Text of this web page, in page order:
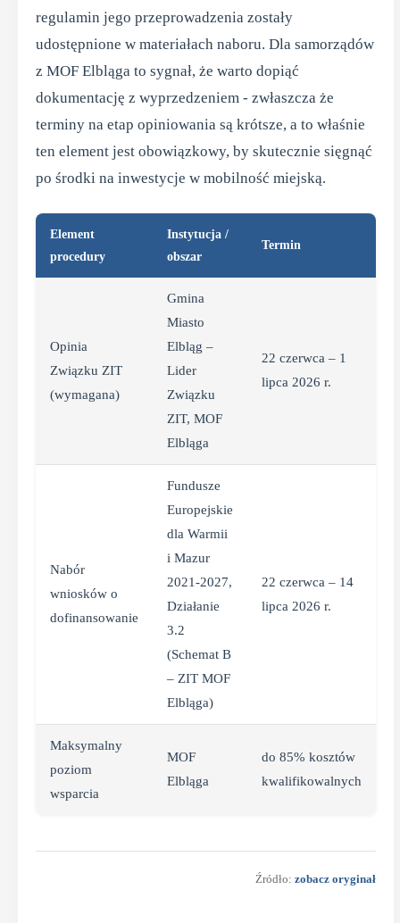
regulamin jego przeprowadzenia zostały
udostępnione w materiałach naboru. Dla samorządów
z MOF Elbląga to sygnał, że warto dopiąć
dokumentację z wyprzedzeniem - zwłaszcza że
terminy na etap opiniowania są krótsze, a to właśnie
ten element jest obowiązkowy, by skutecznie sięgnąć
po środki na inwestycje w mobilność miejską.
Element
procedury
Instytucja /
obszar
Termin
Opinia
Związku ZIT
(wymagana)
Gmina
Miasto
Elbląg –
Lider
Związku
ZIT, MOF
Elbląga
22 czerwca – 1
lipca 2026 r.
Nabór
wniosków o
dofinansowanie
Fundusze
Europejskie
dla Warmii
i Mazur
2021-2027,
Działanie
3.2
(Schemat B
– ZIT MOF
Elbląga)
22 czerwca – 14
lipca 2026 r.
Maksymalny
poziom
wsparcia
MOF
Elbląga
do 85% kosztów
kwalifikowalnych
Źródło: zobacz oryginał